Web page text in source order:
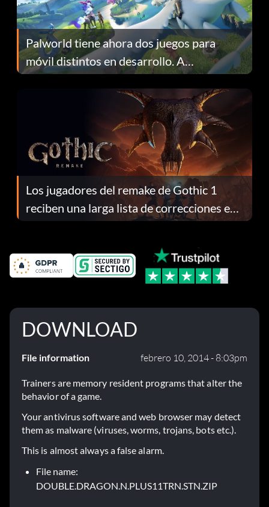
Palworld tiene ahora dos juegos para
móvil distintos en desarrollo. A
continuación te explicamos por qué.
Los jugadores del remake de Gothic 1
reciben una larga lista de correcciones en
el parche 1.0.4
DOWNLOAD
File information febrero 10, 2014 - 8:03pm
Trainers are memory resident programs that alter the
behavior of a game.
Your antivirus software and web browser may detect
them as malware (viruses, worms, trojans, bots etc.).
This is almost always a false alarm.
File name:
DOUBLE.DRAGON.N.PLUS11TRN.STN.ZIP